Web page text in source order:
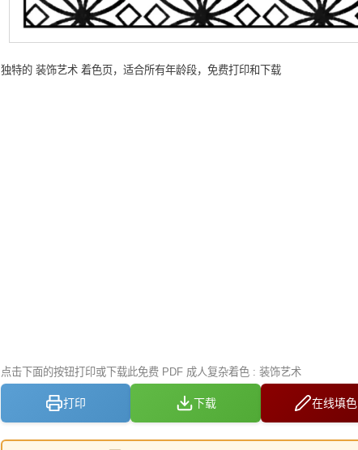
独特的 装饰艺术 着色页，适合所有年龄段，免费打印和下载
点击下面的按钮打印或下载此免费 PDF 成人复杂着色 : 装饰艺术
打印 下载 在线填色